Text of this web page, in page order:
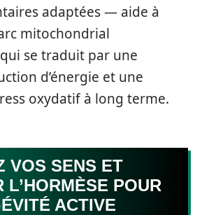
adaptées — aide à
mitochondrial
se traduit par une
d’énergie et une
oxydatif à long terme.
VOS SENS ET
L’HORMÈSE POUR
ACTIVE